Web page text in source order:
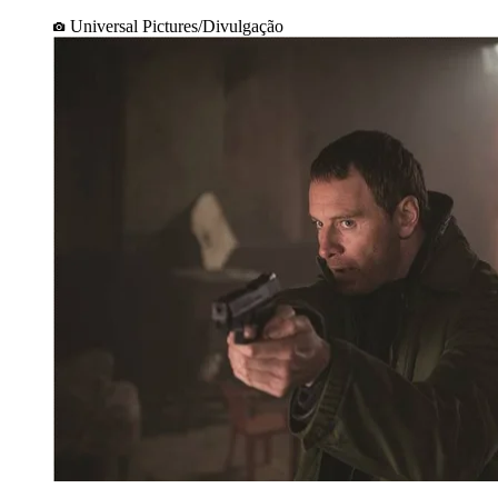
Universal Pictures/Divulgação